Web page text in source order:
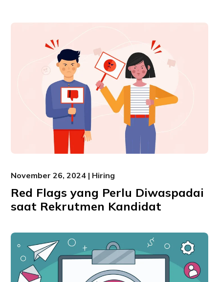
November 26, 2024 | Hiring
Red Flags yang Perlu Diwaspadai
saat Rekrutmen Kandidat